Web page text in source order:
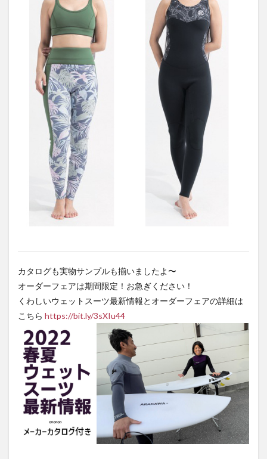
カタログも実物サンプルも揃いましたよ〜
オーダーフェアは期間限定！お急ぎください！
くわしいウェットスーツ最新情報とオーダーフェアの詳細は
こちら https://bit.ly/3sXIu44